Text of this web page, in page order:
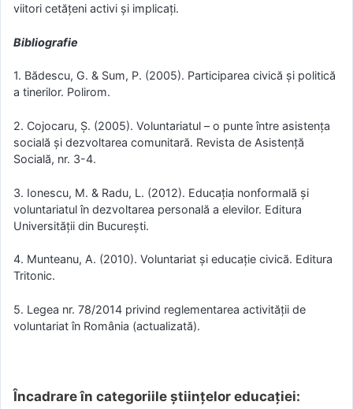
viitori cetățeni activi și implicați.
Bibliografie
1. Bădescu, G. & Sum, P. (2005). Participarea civică și politică
a tinerilor. Polirom.
2. Cojocaru, Ș. (2005). Voluntariatul – o punte între asistența
socială și dezvoltarea comunitară. Revista de Asistență
Socială, nr. 3-4.
3. Ionescu, M. & Radu, L. (2012). Educația nonformală și
voluntariatul în dezvoltarea personală a elevilor. Editura
Universității din București.
4. Munteanu, A. (2010). Voluntariat și educație civică. Editura
Tritonic.
5. Legea nr. 78/2014 privind reglementarea activității de
voluntariat în România (actualizată).
Încadrare în categoriile științelor educației: